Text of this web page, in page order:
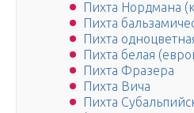
Пихта Нордмана
Пихта
Пихта
Пихта белая
Пихта Фразера
Пихта Вича
Пихта